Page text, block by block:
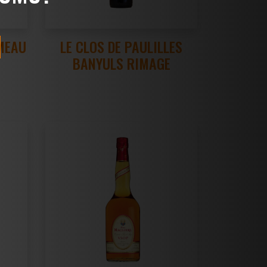
LE CLOS DE PAULILLES
BANYULS RIMAGE